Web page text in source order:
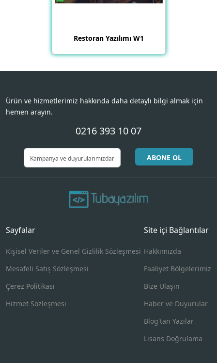
Restoran Yazılımı W1
Ürün ve hizmetlerimiz hakkında daha detaylı bilgi almak için
hemen arayın.
0216 393 10 07
ABONE OL
Sayfalar
Kişisel Veriler ve Genel Gizlilik Sözleşmesi
Mesafeli Satış Sözleşmesi
Çerez Politikası
Hizmet Sözleşmesi
Site içi Bağlantılar
Hakkımızda
Faaliyet Bölgelerimiz
Bize Ulaşın
Haber ve Duyurular
Blog'tan Yazılar
Lisans Doğrulama